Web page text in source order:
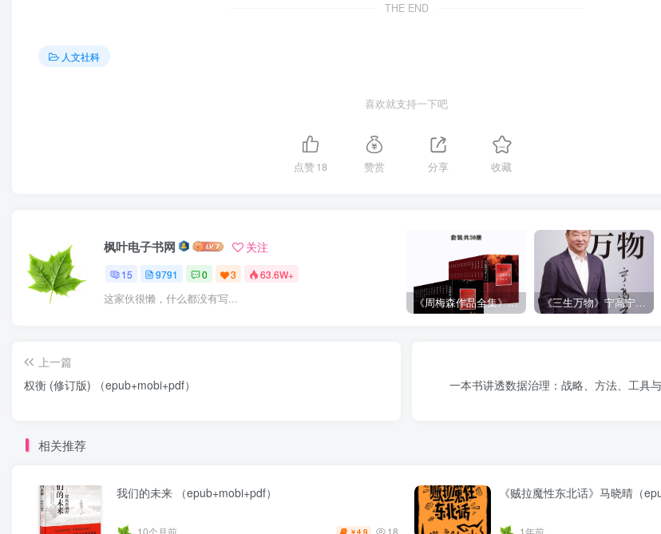
THE END
人文社科
喜欢就支持一下吧
点赞18 赞赏 分享 收藏
枫叶电子书网 关注
15 9791 0 3 63.6W+
这家伙很懒，什么都没有写... 《周梅森作品全集》[共30册] 《三生万物》宁高宁（epub+mobi+azw3+pdf）
上一篇
权衡 (修订版) （epub+mobi+pdf）
一本书讲透数据治理：战略、方法、工具
相关推荐
我们的未来 （epub+mobi+pdf）
10个月前 ￥4.9 18
《贼拉魔性东北话》马晓晴（
1年前